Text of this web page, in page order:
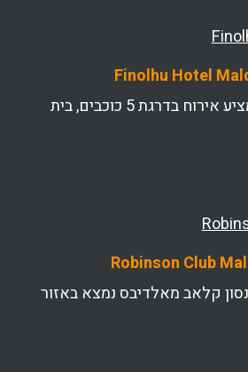
Finolhu Hotel
בית הארחה Finolhu מציע אירוח בדרגת 5 כוכבים, בית
Robinson Club
קלאב מאלדיבס נמצא באזור